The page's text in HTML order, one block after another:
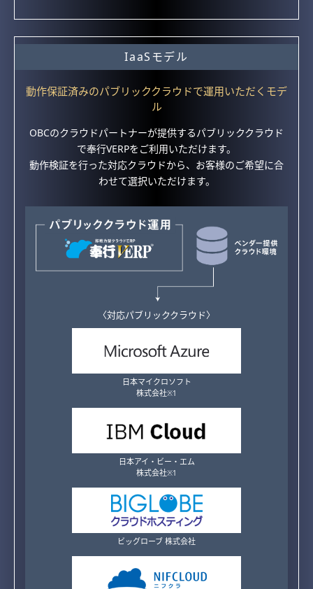
IaaSモデル
動作保証済みのパブリッククラウドで運用いただくモデ
ル
OBCのクラウドパートナーが提供するパブリッククラウド
で奉行VERPをご利用いただけます。
動作検証を行った対応クラウドから、お客様のご希望に合
わせて選択いただけます。
〈対応パブリッククラウド〉
日本マイクロソフト
株式会社※1
日本アイ・ビー・エム
株式会社※1
ビッグローブ 株式会社